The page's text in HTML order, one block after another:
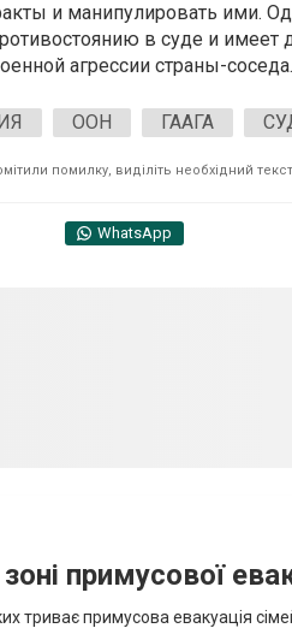
и манипулировать ими.
в суде и имеет
агрессии страны-соседа.
ООН ГААГА
помилку, виділіть необхідний
WhatsApp
примусової
триває примусова евакуація